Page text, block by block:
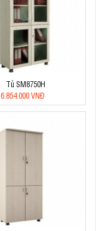
Tủ SM8750H
6.854.000 VNĐ